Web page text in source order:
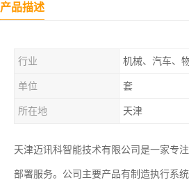
产品描述
行业 机械、汽车、
单位 套
所在地 天津
天津迈讯科智能技术有限公司是一家专
部署服务。公司主要产品有制造执行系